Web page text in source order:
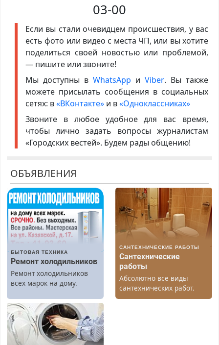
03-00
Если вы стали очевидцем происшествия, у вас
есть фото или видео с места ЧП, или вы хотите
поделиться своей новостью или проблемой,
— пишите или звоните!
Мы доступны в WhatsApp иViber. Вы также
можете присылать сообщения в социальных
сетях: в«ВКонтакте»и в«Одноклассниках»
Звоните в любое удобное для вас время,
чтобы лично задать вопросы журналистам
«Городских вестей». Будем рады общению!
ОБЪЯВЛЕНИЯ
БЫТОВАЯ ТЕХНИКА
Ремонт холодильников
Ремонт холодильников
всех марок на дому.
САНТЕХНИЧЕСКИЕ РАБОТЫ
Сантехнические
работы
Абсолютно все виды
сантехнических работ.
Быстро. Качественно.